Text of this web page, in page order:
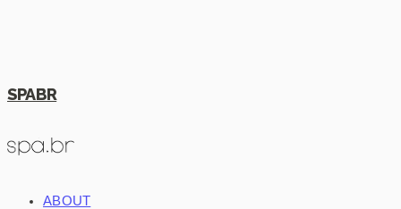
SPABR
ABOUT